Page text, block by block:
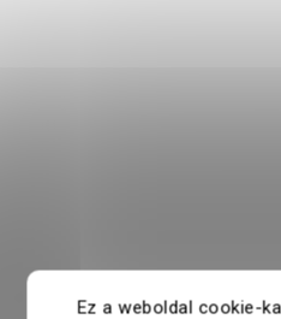
Ez a weboldal cookie-